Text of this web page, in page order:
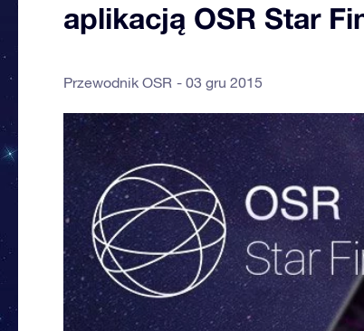
aplikacją OSR Star
Przewodnik OSR 03 gru 2015